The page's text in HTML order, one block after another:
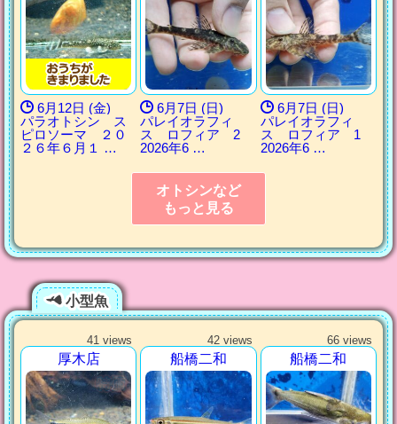
6月12日 (金)
パラオトシン ス
ピロソーマ ２０
２６年６月１ …
6月7日 (日)
パレイオラフィ
ス ロフィア 2
2026年6 …
6月7日 (日)
パレイオラフィ
ス ロフィア 1
2026年6 …
オトシンなど
もっと見る
小型魚
41 views
厚木店
42 views
船橋二和
66 views
船橋二和